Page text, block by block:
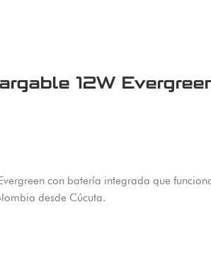
12W
con batería integrada que
desde Cúcuta.